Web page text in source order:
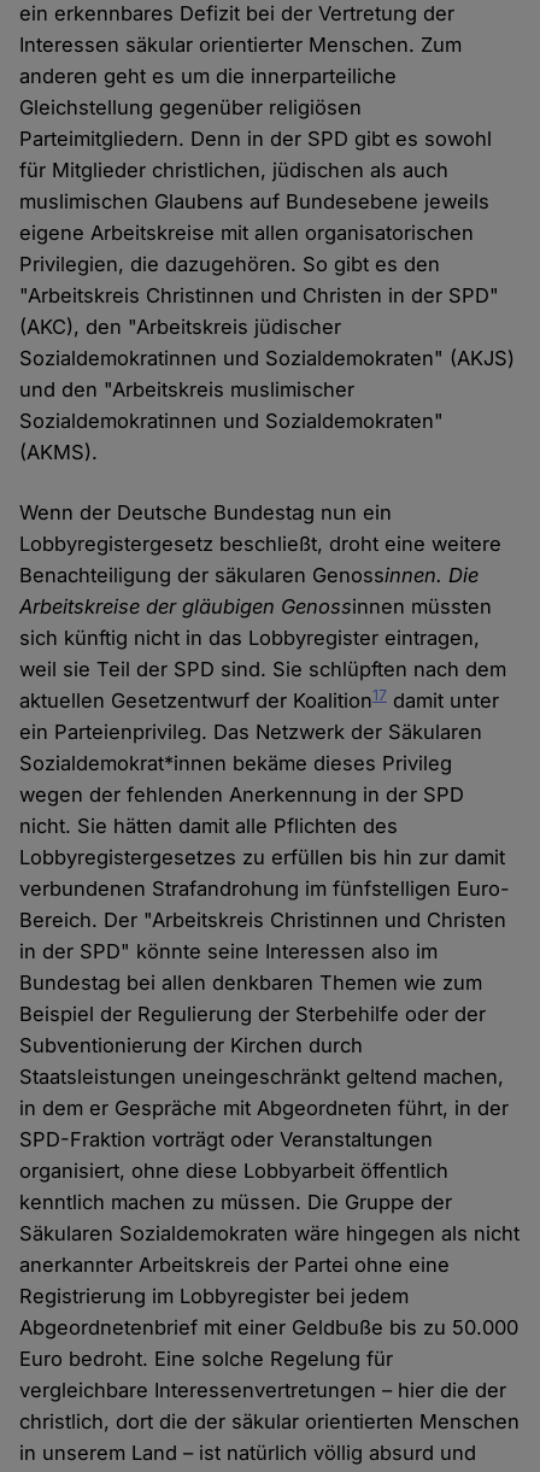
ein erkennbares Defizit bei der Vertretung der
Interessen säkular orientierter Menschen. Zum
anderen geht es um die innerparteiliche
Gleichstellung gegenüber religiösen
Parteimitgliedern. Denn in der SPD gibt es sowohl
für Mitglieder christlichen, jüdischen als auch
muslimischen Glaubens auf Bundesebene jeweils
eigene Arbeitskreise mit allen organisatorischen
Privilegien, die dazugehören. So gibt es den
"Arbeitskreis Christinnen und Christen in der SPD"
(AKC), den "Arbeitskreis jüdischer
Sozialdemokratinnen und Sozialdemokraten" (AKJS)
und den "Arbeitskreis muslimischer
Sozialdemokratinnen und Sozialdemokraten"
(AKMS).
Wenn der Deutsche Bundestag nun ein
Lobbyregistergesetz beschließt, droht eine weitere
Benachteiligung der säkularen Genossinnen. Die
Arbeitskreise der gläubigen Genossinnen müssten
sich künftig nicht in das Lobbyregister eintragen,
weil sie Teil der SPD sind. Sie schlüpften nach dem
aktuellen Gesetzentwurf der Koalition17 damit unter
ein Parteienprivileg. Das Netzwerk der Säkularen
Sozialdemokrat*innen bekäme dieses Privileg
wegen der fehlenden Anerkennung in der SPD
nicht. Sie hätten damit alle Pflichten des
Lobbyregistergesetzes zu erfüllen bis hin zur damit
verbundenen Strafandrohung im fünfstelligen Euro-
Bereich. Der "Arbeitskreis Christinnen und Christen
in der SPD" könnte seine Interessen also im
Bundestag bei allen denkbaren Themen wie zum
Beispiel der Regulierung der Sterbehilfe oder der
Subventionierung der Kirchen durch
Staatsleistungen uneingeschränkt geltend machen,
in dem er Gespräche mit Abgeordneten führt, in der
SPD-Fraktion vorträgt oder Veranstaltungen
organisiert, ohne diese Lobbyarbeit öffentlich
kenntlich machen zu müssen. Die Gruppe der
Säkularen Sozialdemokraten wäre hingegen als nicht
anerkannter Arbeitskreis der Partei ohne eine
Registrierung im Lobbyregister bei jedem
Abgeordnetenbrief mit einer Geldbuße bis zu 50.000
Euro bedroht. Eine solche Regelung für
vergleichbare Interessenvertretungen – hier die der
christlich, dort die der säkular orientierten Menschen
in unserem Land – ist natürlich völlig absurd und